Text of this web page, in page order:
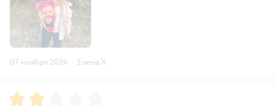
07 ноября 2024 · Елена Х.
Рейтинг: